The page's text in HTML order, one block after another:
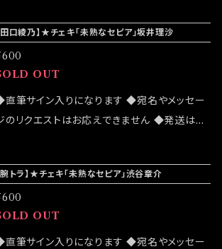
【フライヤーデザイン】腕トラ (Tribal days)
グッズデザイン】腕トラ (Tribal days) 【配信】
村 真也 【制作】Tribal days 【当日制作】桑
城 色 08/12 (土)12:00/18:00 美月 ひな 0
(日)12:00/18:00 稲葉 貴子 【テーマ曲】
ゼリー＊オレ＊ネクター」歌:腕トラ 2023/08/1
days) 【照明】保坂 成美 【音響】川端 宙輝
サウンドプロデュース】りきこ 【スチール撮影】
タツキ 【フライヤーデザイン】腕トラ (Tribal d
にお手にしたいお客様はこちらのオンラインシ
ップでのご注文をお願い致します ◆発送は20
03/02 イベント「大感謝祭」後になります
田口綾乃】★チェキ「未熟なセピア」坂井理沙
OUT
筆サイン入りになります ◆宛名やメッセー
のリクエストはお応えできません ◆発送はラ
にお手にしたいお客様はこちらのオンラインシ
ップでのご注文をお願い致します ◆発送は20
03/02 イベント「大感謝祭」後になります
腕トラ】★チェキ「未熟なセピア」渋谷章介
OUT
筆サイン入りになります ◆宛名やメッセー